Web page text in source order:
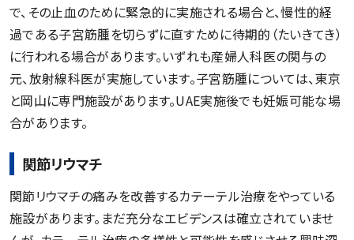
で、その止血のために緊急的に実施される場合と、慢性的経
過である子宮筋腫を切らずに直すために待期的（たいきてき）
に行われる場合があります。いずれも産婦人科医の関与の
元、放射線科医が実施しています。子宮筋腫については、東京
と岡山に専門施設があります。UAE実施後でも妊娠可能な場
合があります。
関節リウマチ
関節リウマチの痛みを改善するカテーテル治療をやっている
施設があります。まだ充分なエビデンスは確立されていませ